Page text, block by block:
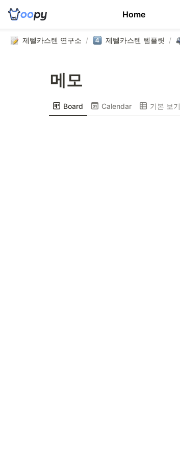
제텔카스텐 연구소 / 제텔카스텐 템플릿 /
메모
Board Calendar 기본 보기
Home